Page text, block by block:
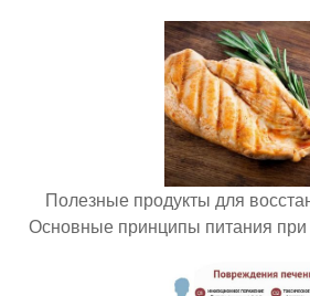
Полезные продукты для
Основные принципы питания при